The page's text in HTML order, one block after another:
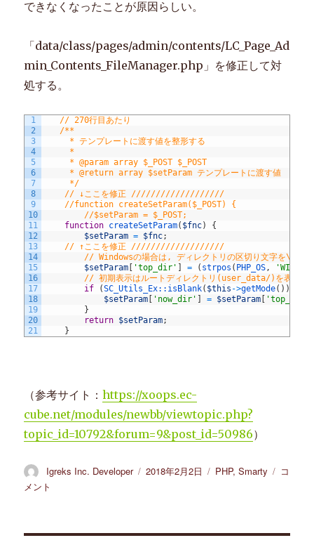
できなくなったことが原因らしい。
「data/class/pages/admin/contents/LC_Page_Ad
min_Contents_FileManager.php」を修正して対
処する。
1
2
3
4
5
6
7
8
9
10
11
12
13
14
15
16
17
18
19
20
21
// 270行目あたり
/**
* テンプレートに渡す値を整形する
*
* @param array $_POST $_POST
* @return array $setParam テンプレートに渡す値
*/
// ↓ここを修正 ///////////////////
//function createSetParam($_POST) {
//$setParam = $_POST;
function createSetParam( $fnc)
{
$setParam = $fnc;
// ↑ここを修正 ///////////////////
// Windowsの場合は, ディレクトリの区切り文字を\から/
$setParam
'top_dir' = ( strpos ( PHP_OS, 'WIN'
// 初期表示はルートディレクトリ(user_data/)を表示
if
(SC_Utils_Ex:: isBlank( $this ->getMode( ) )
$setParam
'now_dir' = $setParam 'top_dir'
}
return $setParam;
}
（参考サイト：https://xoops.ec-
cube.net/modules/newbb/viewtopic.php?
topic_id=10792&forum=9&post_id=50986）
投
稿
Igreks Inc. Developer
投
2018年2月2日
カ
ー
PHP,Smarty
EC-
で
コ
メント